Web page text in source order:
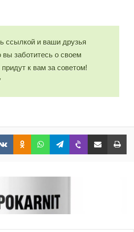
ссылкой и ваши друзья
вы заботитесь о своем
придут к вам за советом!
VKontakte Odnoklassniki WhatsApp Telegram Viber Share via Email